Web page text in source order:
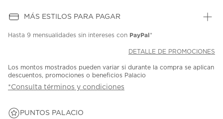
MÁS ESTILOS PARA PAGAR
Hasta 9 mensualidades sin intereses con PayPal*
DETALLE DE PROMOCIONES
Los montos mostrados pueden variar si durante la compra se aplican
descuentos, promociones o beneficios Palacio
*Consulta términos y condiciones
PUNTOS PALACIO